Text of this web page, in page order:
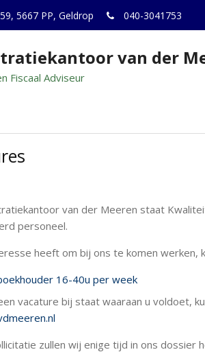
5667 PP, Geldrop 040-3041753
van der
Fiscaal Adviseur
van der Meeren staat
personeel.
heeft om bij ons te komen werken,
16-40u per week
vacature bij staat waaraan u voldoet,
zullen wij enige tijd in ons dossier